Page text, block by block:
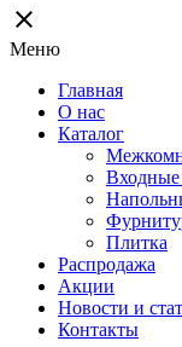
close
Меню
Главная
О нас
Каталог
Входные
Плитка
Распродажа
Акции
Новости и
Контакты